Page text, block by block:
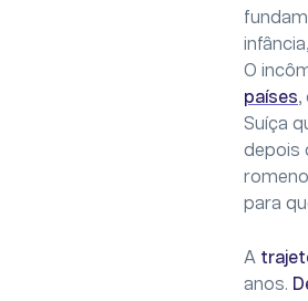
O
países,
Suíça
depois
para
A
anos.